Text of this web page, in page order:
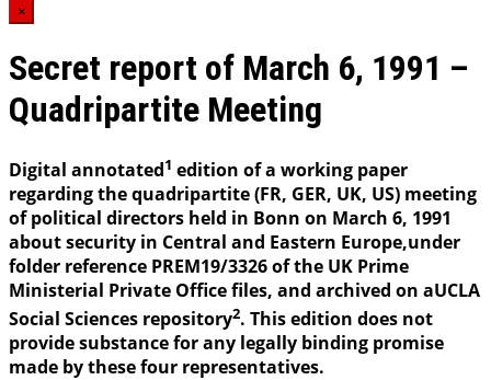
×
Secret report of March 6, 1991 –
Quadripartite Meeting
Digital annotated1 edition of a working paper
regarding the quadripartite (FR, GER, UK, US) meeting
of political directors held in Bonn on March 6, 1991
about security in Central and Eastern Europe,under
folder reference PREM19/3326 of the UK Prime
Ministerial Private Office files, and archived on aUCLA
Social Sciences repository2. This edition does not
provide substance for any legally binding promise
made by these four representatives.